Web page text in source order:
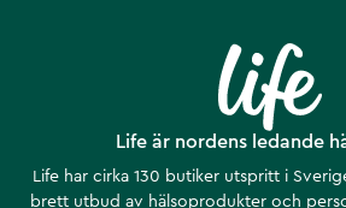
Life är nordens ledande
Life har cirka 130 butiker utspritt i
brett utbud av hälsoprodukter och